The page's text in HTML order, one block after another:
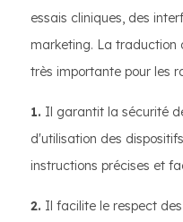
essais cliniques, des
marketing. La traduction
très importante pour les
1. Il garantit la sécurité
d'utilisation des
instructions précises et
2. Il facilite le respect